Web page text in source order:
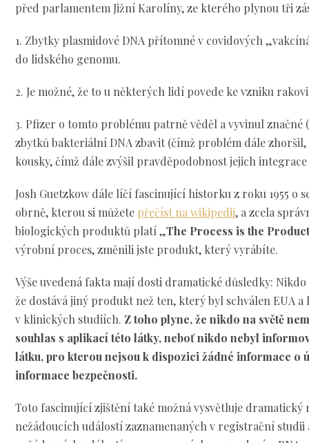
před parlamentem Jižní Karolíny, ze kterého plynou tři
1. Zbytky plasmidové DNA přítomné v covidových
do lidského genomu.
2. Je možné, že to u některých lidí povede ke vzniku
3. Pfizer o tomto problému patrně věděl a vyvinul značné
zbytků bakteriální DNA zbavit (čímž problém dále zhoršil,
kousky, čímž dále zvýšil pravděpodobnost jejich
Josh Guetzkow dále líčí fascinující historku z roku 1955 o
obrně, kterou si můžete přečíst na wikipedii, a zcela
biologických produktů platí „The Process is the
výrobní proces, změnili jste produkt, který vyrábíte.
Výše uvedená fakta mají dosti dramatické důsledky:
že dostává jiný produkt než ten, který byl schválen EUA
v klinických studiích. Z toho plyne, že nikdo na světě
souhlas s aplikací této látky, neboť nikdo nebyl
látku, pro kterou nejsou k dispozici žádné informace o
informace bezpečnosti.
Toto fascinující zjištění také možná vysvětluje
nežádoucích událostí zaznamenaných v registrační studii